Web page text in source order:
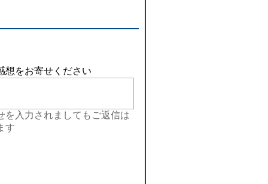
想をお寄せください
を入力されましてもご返信は
す